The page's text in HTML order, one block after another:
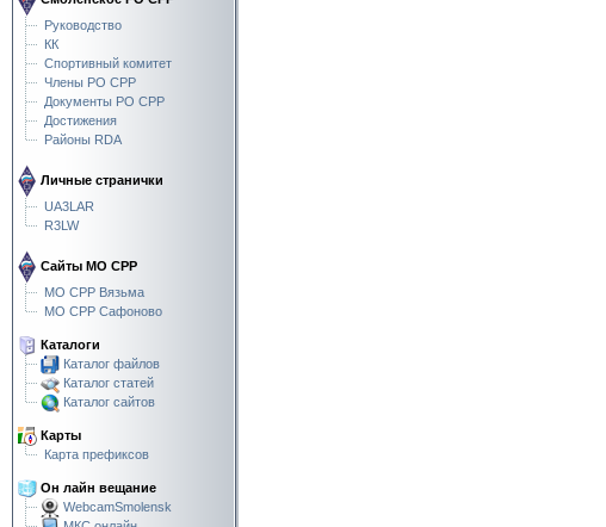
Руководство
КК
Спортивный комитет
Члены РО СРР
Документы РО СРР
Достижения
Районы RDA
Личные странички
UA3LAR
R3LW
Сайты МО СРР
МО СРР Вязьма
МО СРР Сафоново
Каталоги
Каталог файлов
Каталог статей
Каталог сайтов
Карты
Карта префиксов
Он лайн вещание
WebcamSmolensk